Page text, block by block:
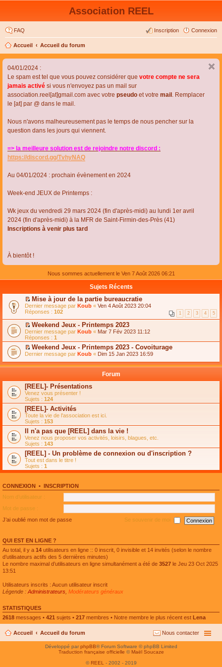
Association REEL
FAQ Connexion
Inscription
Accueil Accueil du forum
04/01/2024 :
Le spam est tel que vous pouvez considérer que votre compte ne sera
jamais activé si vous n'envoyez pas un mail sur
association.reel[at]gmail.com avec votre pseudo et votre mail . Remplacer
le [at] par @ dans le mail.
Nous n'avons malheureusement pas le temps de nous pencher sur la
question dans les jours qui viennent.
=> la meilleure solution est de rejoindre notre discord :
https://discord.gg/TvhyNAQ
Au 04/01/2024 : prochain évènement en 2024
Week-end JEUX de Printemps :
Wk jeux du vendredi 29 mars 2024 (fin d'après-midi) au lundi 1er avril
2024 (fin d'après-midi) à la MFR de Saint-Firmin-des-Près (41)
Inscriptions à venir plus tard
À bientôt !
Nous sommes actuellement le Ven 7 Août 2026 06:21
Sujets Récents
C
o
n
s
u
l
t
e
r
l
e
s
s
a
g
e
n
o
n
l
u
l
e
p
l
u
s
é
c
e
n
t
Mise à jour de la partie bureaucratie
Dernier message par Koub « Ven 4 Août 2023 20:04
Réponses : 102 1 2 3 4 5
C
o
n
s
u
t
l
e
m
e
s
s
a
g
e
n
o
n
l
u
l
e
l
u
s
é
e
Weekend Jeux - Printemps 2023
Dernier message par Koub « Mar 7 Fév 2023 11:12
Réponses : 1
C
n
l
t
e
r
l
e
m
e
s
s
a
g
e
n
o
n
u
l
e
l
s
e
n
t
Weekend Jeux - Printemps 2023 - Covoiturage
Dernier message par Koub « Dim 15 Jan 2023 16:59
Forum
[REEL]- Présentations
Venez vous présenter !
Sujets : 124
[REEL]- Activités
Toute la vie de l'association est ici.
Sujets : 153
Il n'a pas que [REEL] dans la vie !
Venez nous proposer vos activités, loisirs, blagues, etc.
Sujets : 143
[REEL] - Un problème de connexion ou d'inscription ?
Tout est dans le titre !
Sujets : 1
CONNEXION • INSCRIPTION
Nom d’utilisateur :
Mot de passe :
J’ai oublié mon mot de passe
Se souvenir de moi
QUI EST EN LIGNE ?
Au total, il y a 14 utilisateurs en ligne :: 0 inscrit, 0 invisible et 14 invités (selon le nombre
d’utilisateurs actifs des 5 dernières minutes)
Le nombre maximal d’utilisateurs en ligne simultanément a été de 3527 le Jeu 23 Oct 2025
13:51
Utilisateurs inscrits : Aucun utilisateur inscrit
Légende : Administrateurs Modérateurs généraux
STATISTIQUES
2618 messages • 421 sujets • 217 membres • Notre membre le plus récent est Lena
Accueil Accueil du forum Nous contacter
Développé parphpBB® Forum Software © phpBB Limited
Traduction française officielle © Maël Soucaze
© REEL - 2002 - 2019